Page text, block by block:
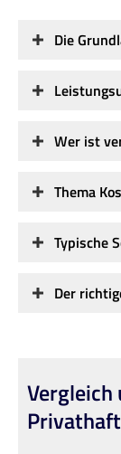
Die
Wer ist
Thema
Typische
Der
Vergleich